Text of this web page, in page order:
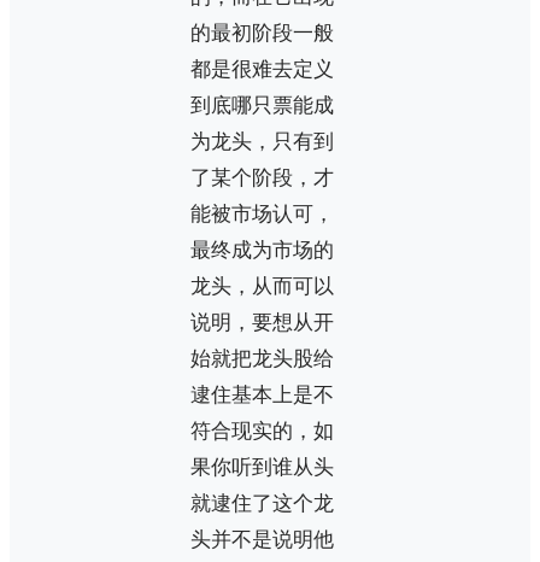
的最初阶段一般
都是很难去定义
到底哪只票能成
为龙头，只有到
了某个阶段，才
能被市场认可，
最终成为市场的
龙头，从而可以
说明，要想从开
始就把龙头股给
逮住基本上是不
符合现实的，如
果你听到谁从头
就逮住了这个龙
头并不是说明他